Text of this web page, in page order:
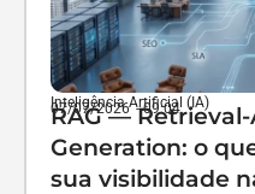
Inteligência Artificial (IA)
07/07/2026 - 09:04
RAG —
Generation: o
sua visibilidade